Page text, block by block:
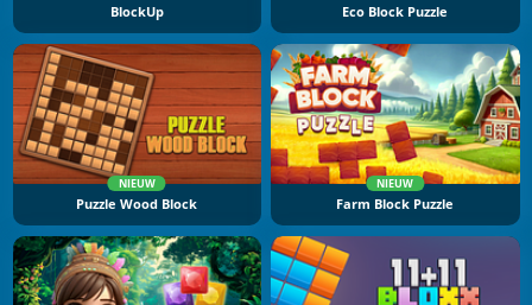
BlockUp Eco Block Puzzle
NIEUW
Puzzle Wood Block
NIEUW
Farm Block Puzzle